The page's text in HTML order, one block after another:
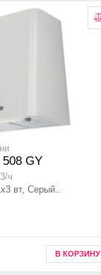
508 GY
ч
вт, Серый..
В КОРЗИНУ